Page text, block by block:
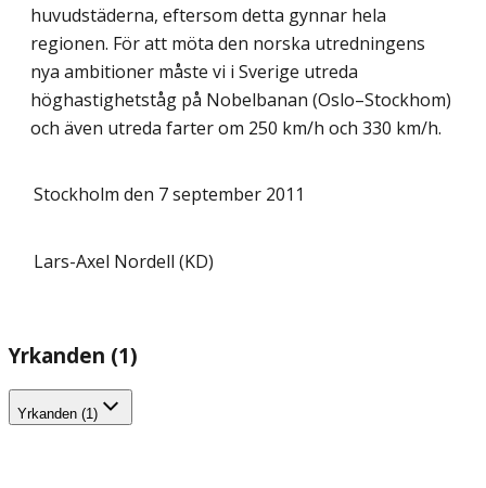
huvudstäderna, eftersom detta gynnar hela
regionen. För att möta den norska utredningens
nya ambitioner måste vi i Sverige utreda
höghastighetståg på Nobelbanan (Oslo–Stockhom)
och även utreda farter om 250 km/h och 330 km/h.
Stockholm den 7 september 2011
Lars-Axel Nordell (KD)
Yrkanden (1)
Yrkanden (1)